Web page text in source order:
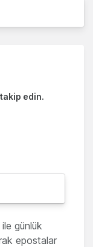
edin.
günlük
epostalar